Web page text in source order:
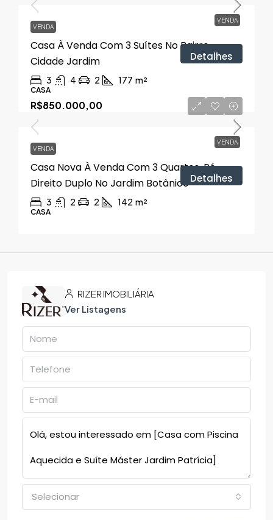
VENDA
VENDA
Casa À Venda Com 3 Suítes No Bairro
Cidade Jardim
3 4 2 177 m²
CASA
Detalhes
VENDA
R$850.000,00
VENDA
Casa Nova À Venda Com 3 Quartos, Pé-
Direito Duplo No Jardim Botânico
3 2 2 142 m²
CASA
Detalhes
RIZER IMOBILIÁRIA
Ver Listagens
Selecionar